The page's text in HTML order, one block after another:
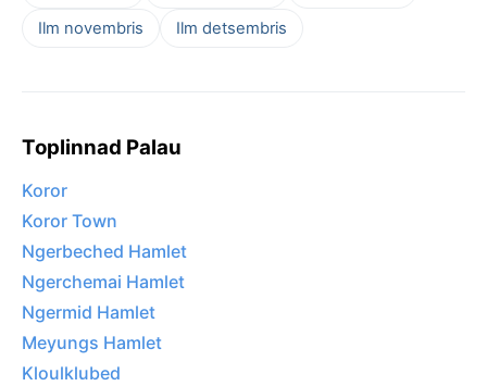
Ilm novembris Ilm detsembris
Toplinnad Palau
Koror
Koror Town
Ngerbeched Hamlet
Ngerchemai Hamlet
Ngermid Hamlet
Meyungs Hamlet
Kloulklubed